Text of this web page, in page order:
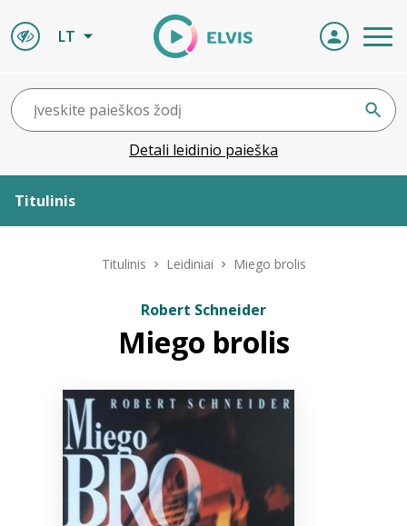
LT
Detali leidinio paieška
Titulinis
Naujienos
Bibliotekoms
Titulinis Leidiniai Miego brolis
Robert Schneider
Miego brolis